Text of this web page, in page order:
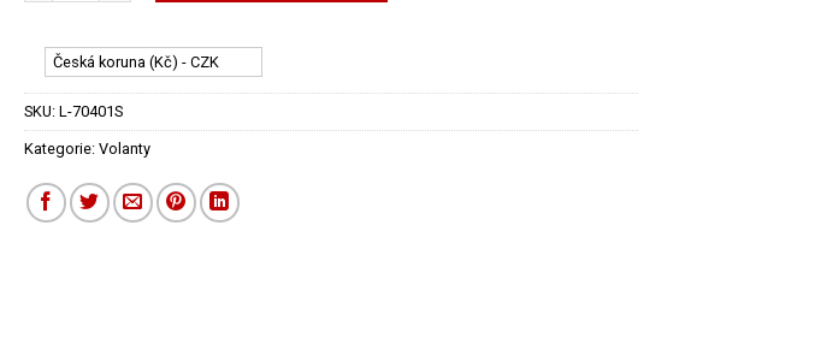
Česká koruna (Kč) - CZK
SKU: L-70401S
Kategorie: Volanty